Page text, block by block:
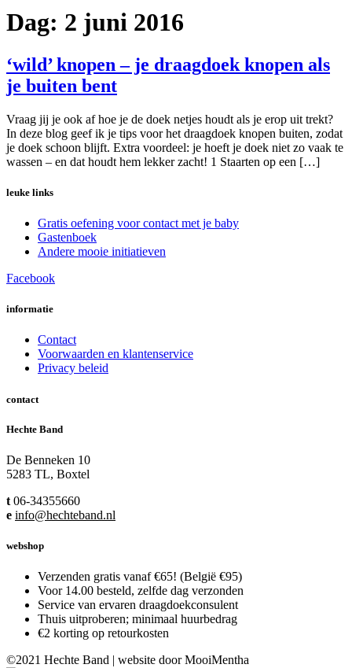
Dag: 2 juni 2016
‘wild’ knopen – je draagdoek knopen als
je buiten bent
Vraag jij je ook af hoe je de doek netjes houdt als je erop uit trekt?
In deze blog geef ik je tips voor het draagdoek knopen buiten, zodat
je doek schoon blijft. Extra voordeel: je hoeft je doek niet zo vaak te
wassen – en dat houdt hem lekker zacht! 1 Staarten op een […]
leuke links
Gratis oefening voor contact met je baby
Gastenboek
Andere mooie initiatieven
Facebook
informatie
Contact
Voorwaarden en klantenservice
Privacy beleid
contact
Hechte Band
De Benneken 10
5283 TL, Boxtel
t 06-34355660
e info@hechteband.nl
webshop
Verzenden gratis vanaf €65! (België €95)
Voor 14.00 besteld, zelfde dag verzonden
Service van ervaren draagdoekconsulent
Thuis uitproberen; minimaal huurbedrag
€2 korting op retourkosten
©2021 Hechte Band | website door MooiMentha